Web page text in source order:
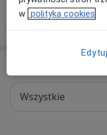
Wszystkie
w polityka cookies